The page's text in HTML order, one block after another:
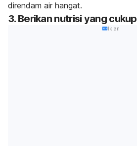
direndam air hangat.
3. Berikan nutrisi yang cukup
Iklan